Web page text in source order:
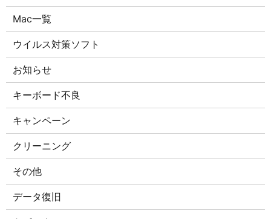
Mac一覧
ウイルス対策ソフト
お知らせ
キーボード不良
キャンペーン
クリーニング
その他
データ復旧